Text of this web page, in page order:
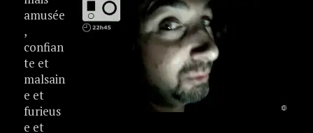
amusée
,
confian
te et
malsain
e et
furieus
e et